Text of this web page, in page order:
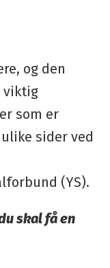
og den
viktig
som er
sider ved
(YS).
skal få en